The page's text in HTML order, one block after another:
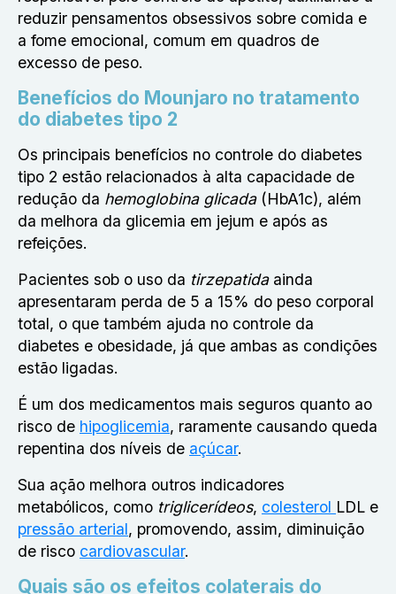
reduzir pensamentos obsessivos sobre comida e
a fome emocional, comum em quadros de
excesso de peso.
Benefícios do Mounjaro no tratamento
do diabetes tipo 2
Os principais benefícios no controle do diabetes
tipo 2 estão relacionados à alta capacidade de
redução da hemoglobina glicada (HbA1c), além
da melhora da glicemia em jejum e após as
refeições.
Pacientes sob o uso da tirzepatida ainda
apresentaram perda de 5 a 15% do peso corporal
total, o que também ajuda no controle da
diabetes e obesidade, já que ambas as condições
estão ligadas.
É um dos medicamentos mais seguros quanto ao
risco de hipoglicemia, raramente causando queda
repentina dos níveis de açúcar.
Sua ação melhora outros indicadores
metabólicos, como triglicerídeos, colesterol LDL e
pressão arterial, promovendo, assim, diminuição
de risco cardiovascular.
Quais são os efeitos colaterais do